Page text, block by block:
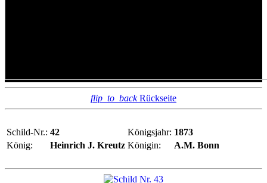
flip_to_backRückseite
Schild-Nr.: 42 Königsjahr: 1873
König:
Heinrich J. Kreutz Königin: A.M. Bonn